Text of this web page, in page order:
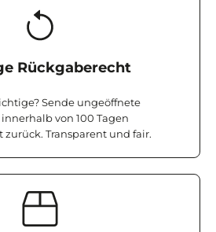
Rückgaberecht
Sende ungeöffnete
von 100 Tagen
Transparent und fair.